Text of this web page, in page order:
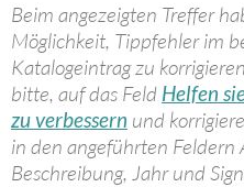
Beim angezeigten Treffer
Möglichkeit, Tippfehler im
Katalogeintrag zu
bitte, auf das Feld Helfen
zu verbessern und
in den angeführten Feldern
Beschreibung, Jahr und